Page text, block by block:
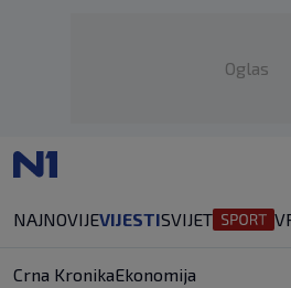
Oglas
NAJNOVIJEVIJESTISVIJET
Crna KronikaEkonomija